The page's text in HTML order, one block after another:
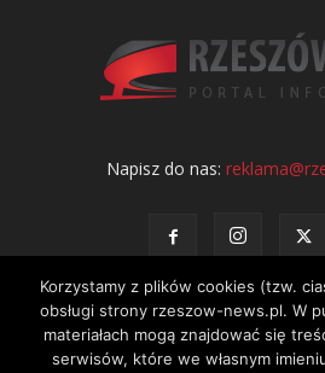
Napisz do nas:
Kontakt Polityka prywatności
Korzystamy z plików cookies (tzw.
obsługi strony rzeszow-news.pl. W
materiałach mogą znajdować się
serwisów, które we własnym